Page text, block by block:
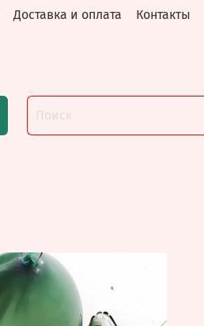
Доставка и оплата Контакты